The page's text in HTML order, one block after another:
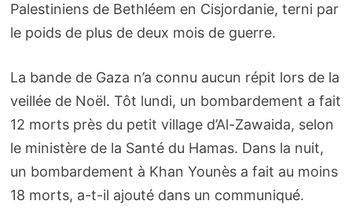
Palestiniens de Bethléem en Cisjordanie, terni par
le poids de plus de deux mois de guerre.
La bande de Gaza n’a connu aucun répit lors de la
veillée de Noël. Tôt lundi, un bombardement a fait
12 morts près du petit village d’Al-Zawaida, selon
le ministère de la Santé du Hamas. Dans la nuit,
un bombardement à Khan Younès a fait au moins
18 morts, a-t-il ajouté dans un communiqué.